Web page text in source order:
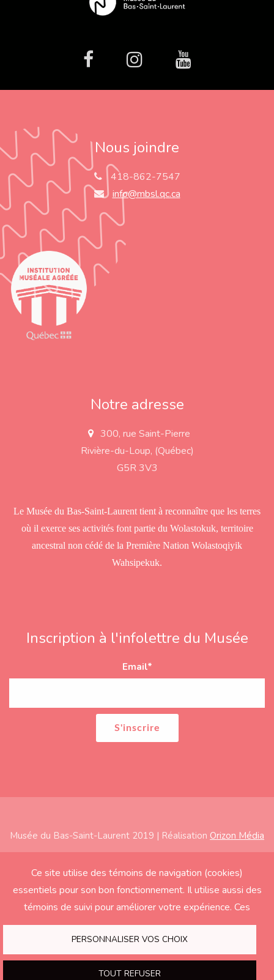
facebookInstagramYoutube
Nous joindre
418-862-7547
info@mbsl.qc.ca
Notre adresse
a
d
300, rue Saint-Pierre
Rivière-du-Loup, (Québec)
G5R 3V3
Le Musée du Bas-Saint-Laurent tient à reconnaître que les terres
où il exerce ses activités font partie du Wolastokuk, territoire
ancestral non cédé de la Première Nation Wolastoqiyik
Wahsipekuk.
Inscription à l'infolettre du Musée
Email*
Musée du Bas-Saint-Laurent 2019 | Réalisation Orizon Média
Ce site utilise des témoins de navigation (cookies)
essentiels pour son bon fonctionnement. Il utilise aussi des
témoins de suivi pour améliorer votre expérience. Ces
derniers seront activés seulement si vous acceptez.
PERSONNALISER VOS CHOIX
TOUT REFUSER
Subfooter
Accueil
À propos
Éducation
Soutenir le Musée